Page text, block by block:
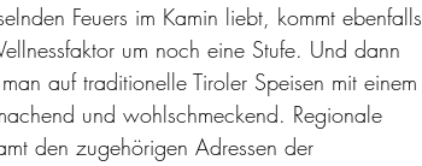
Feuers im Kamin liebt, kommt ebenfalls
um noch eine Stufe. Und dann
auf traditionelle Tiroler Speisen mit einem
und wohlschmeckend. Regionale
den zugehörigen Adressen der